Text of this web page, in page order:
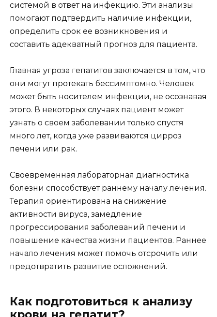
системой в ответ на инфекцию. Эти анализы
помогают подтвердить наличие инфекции,
определить срок ее возникновения и
составить адекватный прогноз для пациента.
Главная угроза гепатитов заключается в том, что
они могут протекать бессимптомно. Человек
может быть носителем инфекции, не осознавая
этого. В некоторых случаях пациент может
узнать о своем заболевании только спустя
много лет, когда уже развиваются цирроз
печени или рак.
Своевременная лабораторная диагностика
болезни способствует раннему началу лечения.
Терапия ориентирована на снижение
активности вируса, замедление
прогрессирования заболеваний печени и
повышение качества жизни пациентов. Раннее
начало лечения может помочь отсрочить или
предотвратить развитие осложнений.
Как подготовиться к анализу